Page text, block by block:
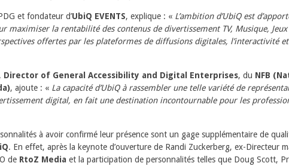
et fondateur d’UbiQ EVENTS, explique : « L’ambition d’UbiQ est
maximiser la rentabilité des contenus de divertissement TV, Musique,
offertes par les plateformes de diffusions digitales, l’interactivité
Director of General Accessibility and Digital Enterprises, du NFB
, ajoute : « La capacité d’UbiQ à rassembler une telle variété de
digital, en fait une destination incontournable pour les
à avoir confirmé leur présence sont un gage supplémentaire de
. En effet, après la keynote d’ouverture de Randi Zuckerberg, ex-Directeur
de RtoZ Media et la participation de personnalités telles que Doug Scott,